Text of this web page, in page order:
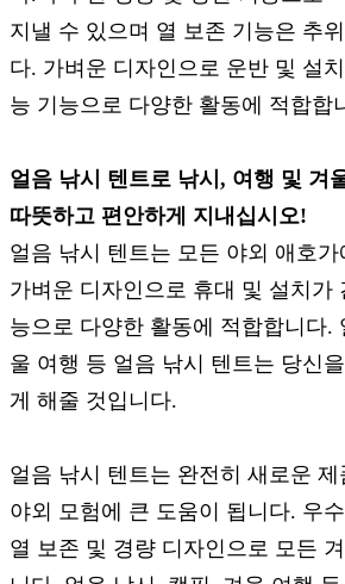
지낼 수 있으며 열 보존 기능은 추
다. 가벼운 디자인으로 운반 및 설
능 기능으로 다양한 활동에 적합합
얼음 낚시 텐트로 낚시, 여행 및 겨
따뜻하고 편안하게 지내십시오!
얼음 낚시 텐트는 모든 야외 애호
가벼운 디자인으로 휴대 및 설치가
능으로 다양한 활동에 적합합니다.
울 여행 등 얼음 낚시 텐트는 당신
게 해줄 것입니다.
얼음 낚시 텐트는 완전히 새로운
야외 모험에 큰 도움이 됩니다. 우
열 보존 및 경량 디자인으로 모든